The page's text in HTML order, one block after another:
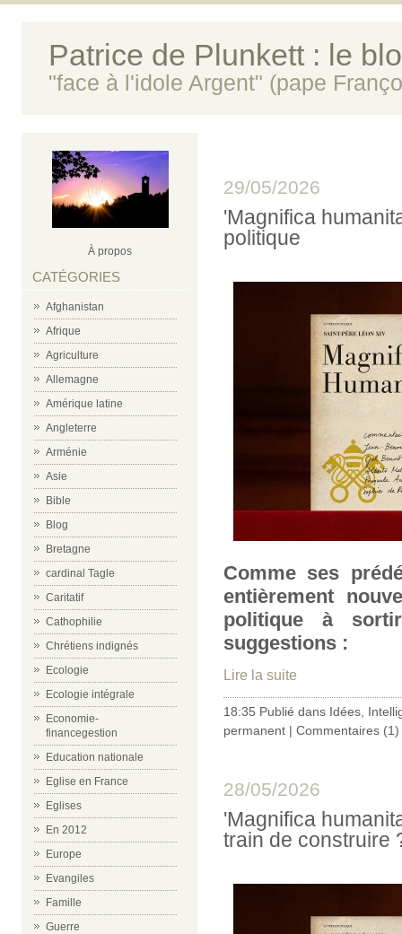
Patrice de Plunkett : le
"face à l'idole Argent" (pape
À propos
CATÉGORIES
Afghanistan
Afrique
Agriculture
Allemagne
Amérique latine
Angleterre
Arménie
Asie
Bible
Blog
Bretagne
cardinal Tagle
Caritatif
Cathophilie
Chrétiens indignés
Ecologie
Ecologie intégrale
Economie-
financegestion
Education nationale
Eglise en France
Eglises
En 2012
Europe
Evangiles
Famille
Guerre
29/05/2026
'Magnifica
politique
Comme ses
entièrement
politique à
suggestions :
Lire la suite
18:35 Publié dans Idées
permanent | Commentaires (1)
28/05/2026
'Magnifica
train de construire